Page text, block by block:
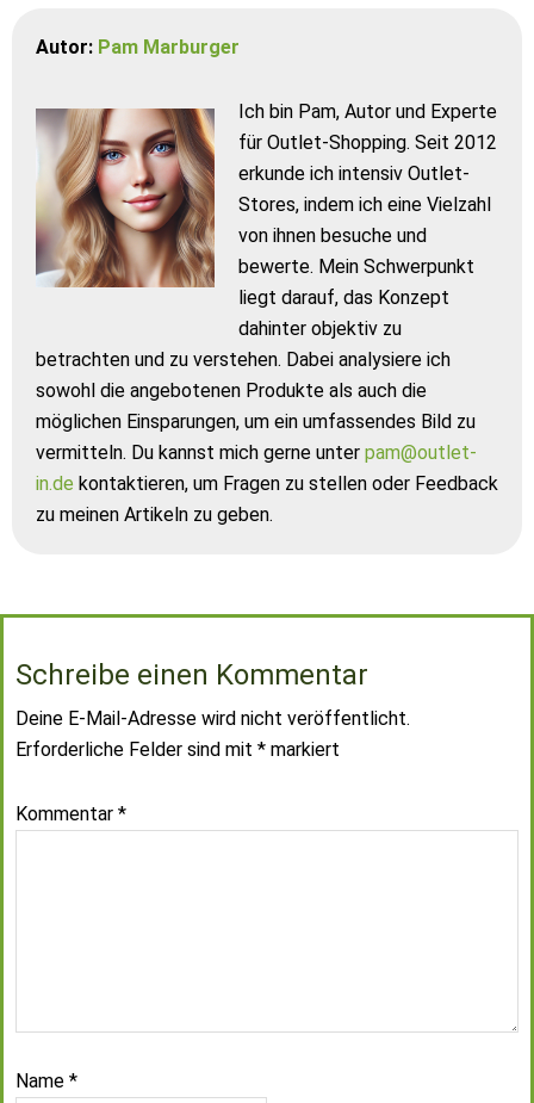
Autor: Pam Marburger
Ich bin Pam, Autor und Experte
für Outlet-Shopping. Seit 2012
erkunde ich intensiv Outlet-
Stores, indem ich eine Vielzahl
von ihnen besuche und
bewerte. Mein Schwerpunkt
liegt darauf, das Konzept
dahinter objektiv zu
betrachten und zu verstehen. Dabei analysiere ich
sowohl die angebotenen Produkte als auch die
möglichen Einsparungen, um ein umfassendes Bild zu
vermitteln. Du kannst mich gerne unter pam@outlet-
in.de kontaktieren, um Fragen zu stellen oder Feedback
zu meinen Artikeln zu geben.
Schreibe einen Kommentar
Deine E-Mail-Adresse wird nicht veröffentlicht.
Erforderliche Felder sind mit * markiert
Kommentar *
Name *